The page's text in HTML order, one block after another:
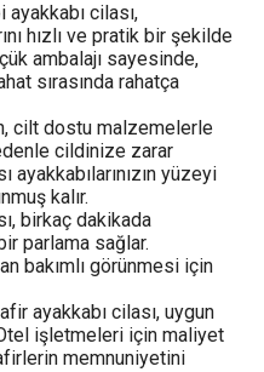
ayakkabı cilası,
hızlı ve pratik bir şekilde
ambalajı sayesinde,
sırasında rahatça
cilt dostu malzemelerle
cildinize zarar
ayakkabılarınızın yüzeyi
kalır.
birkaç dakikada
parlama sağlar.
bakımlı görünmesi için
ayakkabı cilası, uygun
işletmeleri için maliyet
memnuniyetini